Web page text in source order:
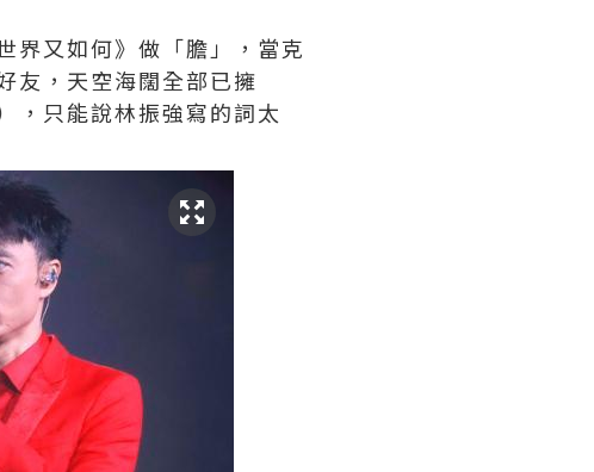
界又如何》做「膽」，當克
友，天空海闊全部已擁
，只能說林振強寫的詞太